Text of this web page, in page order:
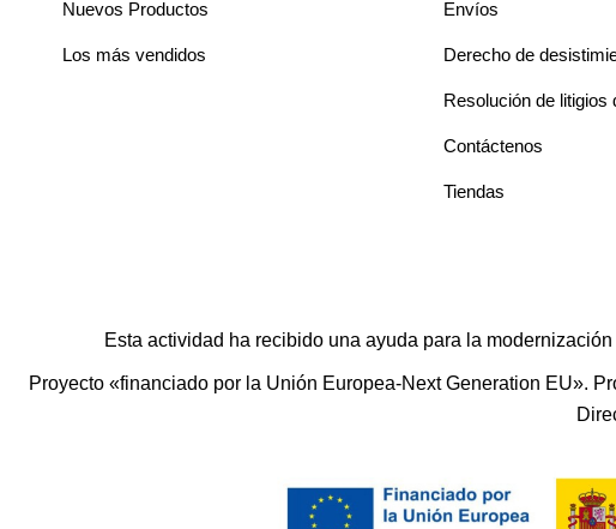
Nuevos Productos
Los más vendidos
Envíos
Derecho de
Resolución de litigios
Contáctenos
Tiendas
Esta actividad ha recibido una ayuda para la
Proyecto «financiado por la Unión Europea-Next Generation EU».